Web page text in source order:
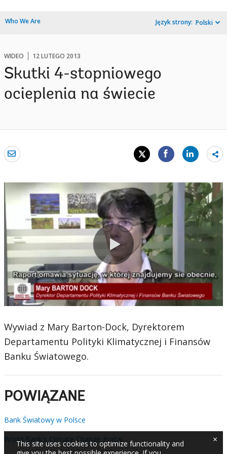
Who We Are Język strony: Polski
WIDEO 12 LUTEGO 2013
Skutki 4-stopniowego
ocieplenia na świecie
Wywiad z Mary Barton-Dock, Dyrektorem
Departamentu Polityki Klimatycznej i Finansów
Banku Światowego.
POWIĄZANE
Bank Światowy w Polsce
World Bank's Climate Change Portal
This site uses cookies to optimize functionality and
×